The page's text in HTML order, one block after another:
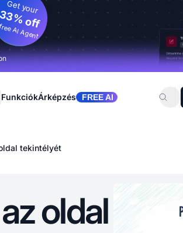
Get your
33% off
AI Agent
FunkciókÁrképzés FREE AI
tekintélyét
oldal